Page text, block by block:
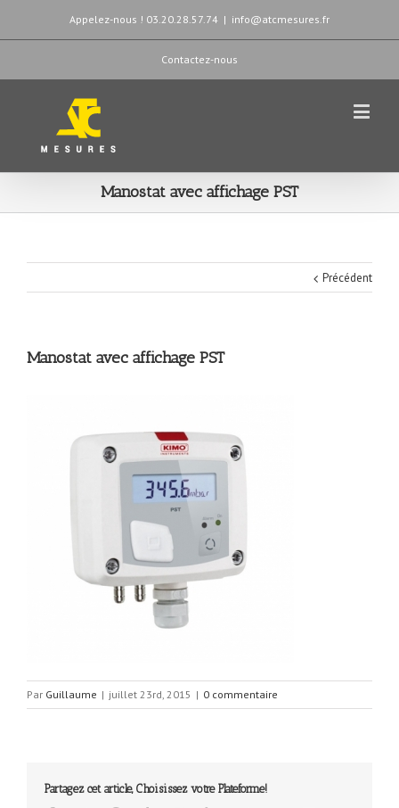
Appelez-nous ! 03.20.28.57.74 | info@atcmesures.fr
Contactez-nous
Manostat avec affichage PST
Précédent
Manostat avec affichage PST
Par Guillaume | juillet 23rd, 2015 | 0 commentaire
Partagez cet article, Choisissez votre Plateforme!